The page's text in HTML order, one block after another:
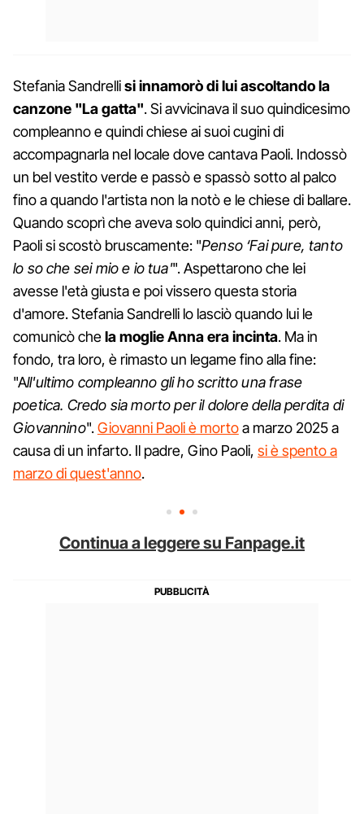
Stefania Sandrellisi innamorò di lui ascoltando la
canzone "La gatta". Si avvicinava il suo quindicesimo
compleanno e quindi chiese ai suoi cugini di
accompagnarla nel locale dove cantava Paoli. Indossò
un bel vestito verde e passò e spassò sotto al palco
fino a quando l'artista non la notò e le chiese di ballare.
Quando scoprì che aveva solo quindici anni, però,
Paoli si scostò bruscamente: "Penso ‘Fai pure, tanto
lo so che sei mio e io tua'". Aspettarono che lei
avesse l'età giusta e poi vissero questa storia
d'amore. Stefania Sandrelli lo lasciò quando lui le
comunicò chela moglie Anna era incinta. Ma in
fondo, tra loro, è rimasto un legame fino alla fine:
"All'ultimo compleanno gli ho scritto una frase
poetica. Credo sia morto per il dolore della perdita di
Giovannino".Giovanni Paoli è mortoa marzo 2025 a
causa di un infarto. Il padre, Gino Paoli, si è spento a
marzo di quest'anno.
Continua a leggere su Fanpage.it